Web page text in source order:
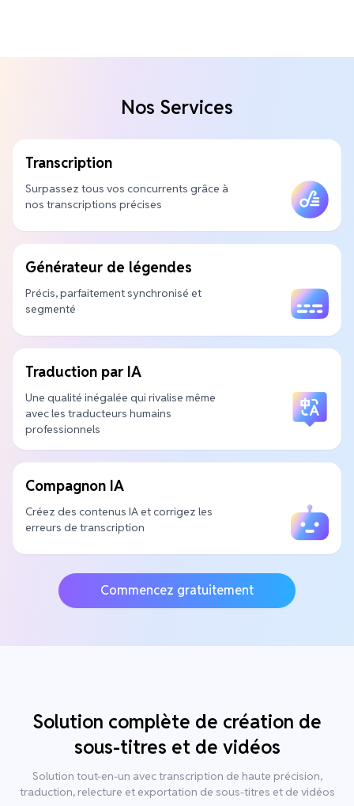
Nos Services
Transcription
Surpassez tous vos concurrents grâce à
nos transcriptions précises
Générateur de légendes
Précis, parfaitement synchronisé et
segmenté
Traduction par IA
Une qualité inégalée qui rivalise même
avec les traducteurs humains
professionnels
Compagnon IA
Créez des contenus IA et corrigez les
erreurs de transcription
Commencez gratuitement
Solution complète de création de
sous-titres et de vidéos
Solution tout-en-un avec transcription de haute précision,
traduction, relecture et exportation de sous-titres et de vidéos